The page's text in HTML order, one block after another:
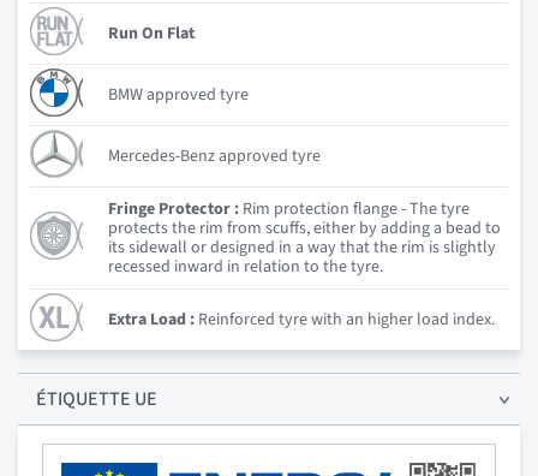
Run On Flat
BMW approved tyre
Mercedes-Benz approved tyre
Fringe Protector : Rim protection flange - The tyre
protects the rim from scuffs, either by adding a bead to
its sidewall or designed in a way that the rim is slightly
recessed inward in relation to the tyre.
Extra Load : Reinforced tyre with an higher load index.
ÉTIQUETTE UE